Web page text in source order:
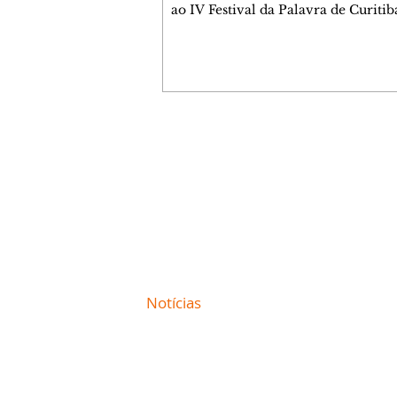
ao IV Festival da Palavra de
Notícias